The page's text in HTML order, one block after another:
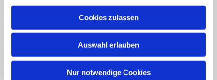
Cookies zulassen
Auswahl erlauben
Nur notwendige Cookies
58706 Menden
Öffnungszeiten
Di – Fr 10.00 – 12.30 Uhr
Do 15.00 – 17.00 Uhr
und nach Vereinbarung